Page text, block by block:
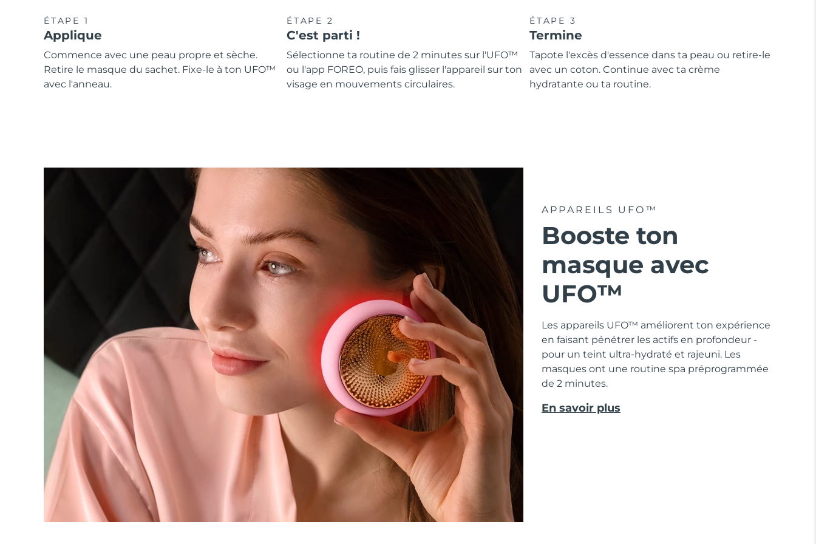
ÉTAPE 1
Applique
Commence avec une peau propre et sèche.
Retire le masque du sachet. Fixe-le à ton UFO™
avec l'anneau.
ÉTAPE 2
C'est parti !
Sélectionne ta routine de 2 minutes sur l'UFO™
ou l'app FOREO, puis fais glisser l'appareil sur ton
visage en mouvements circulaires.
ÉTAPE 3
Termine
Tapote l'excès d'essence dans ta peau ou retire-le
avec un coton. Continue avec ta crème
hydratante ou ta routine.
APPAREILS UFO™
Booste ton
masque avec
UFO™
Les appareils UFO™ améliorent ton expérience
en faisant pénétrer les actifs en profondeur -
pour un teint ultra-hydraté et rajeuni. Les
masques ont une routine spa préprogrammée
de 2 minutes.
En savoir plus